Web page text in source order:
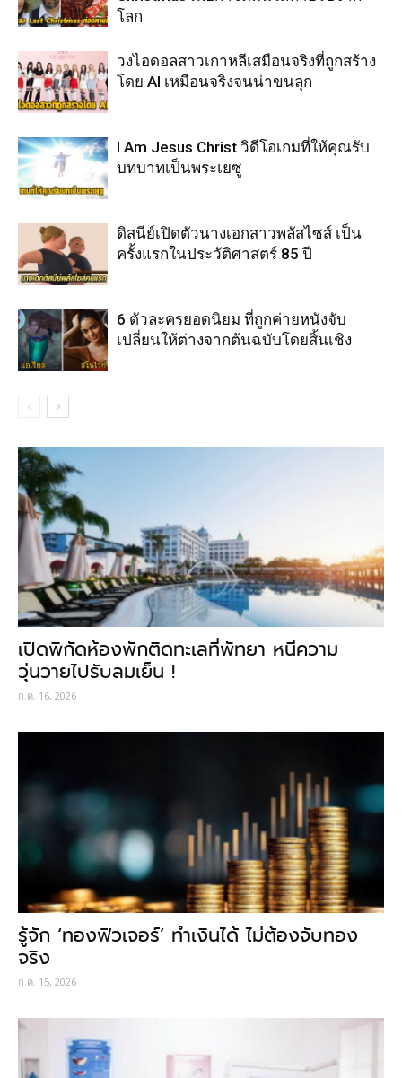
โลก
วงไอดอลสาวเกาหลีเสมือนจริงที่ถูกสร้าง
โดย AI เหมือนจริงจนน่าขนลุก
I Am Jesus Christ วิดีโอเกมที่ให้คุณรับ
บทบาทเป็นพระเยซู
ดิสนีย์เปิดตัวนางเอกสาวพลัสไซส์ เป็น
ครั้งแรกในประวัติศาสตร์ 85 ปี
6 ตัวละครยอดนิยม ที่ถูกค่ายหนังจับ
เปลี่ยนให้ต่างจากต้นฉบับโดยสิ้นเชิง
เปิดพิกัดห้องพักติดทะเลที่พัทยา หนีความ
วุ่นวายไปรับลมเย็น !
ก.ค. 16, 2026
รู้จัก ‘ทองฟิวเจอร์’ ทำเงินได้ ไม่ต้องจับทอง
จริง
ก.ค. 15, 2026